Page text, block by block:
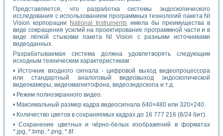
Представляется, что разработка системы эндоскопического
исследования с использованием программных технологий пакета Nl
Vision корпорации
National Instruments имела бы преимущества в
виде сокращения усилий на проектирование программной части и в
виде лёгкой стыковки пакета Nl Vision с разными источниками
видеоданных.
Разрабатываемая система должна удовлетворять следующим
исходным техническим характеристикам:
• Источник входного сигнала - цифровой выход видеопроцессора
или стандартный аналоговый видеовыход эндоскопической
видеокамеры, видеомагнитофона, видеоэндоскопа и т.д.
• Режим полноэкранного видео.
• Максимальный размер кадра видеосигнала 640×480 или 320×240.
• Количество цветов в сохраняемых кадрах до 16 777 216 (8/24 бит).
• Сохранение цветных и чёрно-белых изображений в форматах
*.jpg, *.bmp, *.png, *.tif.